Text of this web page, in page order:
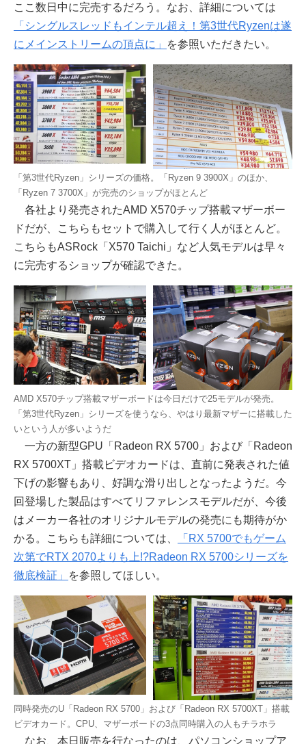
ここ数日中に完売するだろう。なお、詳細については
「シングルスレッドもインテル超え！第3世代Ryzenは遂
にメインストリームの頂点に」
を参照いただきたい。
「第3世代Ryzen」シリーズの価格。「Ryzen 9 3900X」のほか、
「Ryzen 7 3700X」が完売のショップがほとんど
各社より発売されたAMD X570チップ搭載マザーボー
ドだが、こちらもセットで購入して行く人がほとんど。
こちらもASRock「X570 Taichi」など人気モデルは早々
に完売するショップが確認できた。
AMD X570チップ搭載マザーボードは今日だけで25モデルが発売。
「第3世代Ryzen」シリーズを使うなら、やはり最新マザーに搭載した
いという人が多いようだ
一方の新型GPU「Radeon RX 5700」および「Radeon
RX 5700XT」搭載ビデオカードは、直前に発表された値
下げの影響もあり、好調な滑り出しとなったようだ。今
回登場した製品はすべてリファレンスモデルだが、今後
はメーカー各社のオリジナルモデルの発売にも期待がか
かる。こちらも詳細については、
「RX 5700でもゲーム
次第でRTX 2070よりも上!?Radeon RX 5700シリーズを
徹底検証」
を参照してほしい。
同時発売のU「Radeon RX 5700」および「Radeon RX 5700XT」搭載
ビデオカード。CPU、マザーボードの3点同時購入の人もチラホラ
なお、本日販売を行なったのは、パソコンショップア